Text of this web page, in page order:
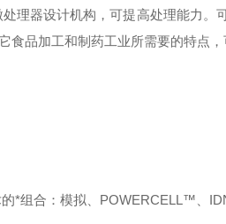
理器设计机构，可提高处理能力。
食品加工和制药工业所需要的特点，
：模拟、POWERCELL™、